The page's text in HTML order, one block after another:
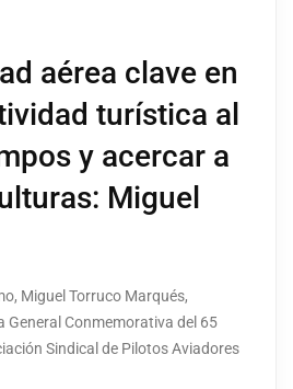
aérea clave en
turística al
y acercar a
Miguel
Miguel Torruco Marqués,
General Conmemorativa del 65
Sindical de Pilotos Aviadores